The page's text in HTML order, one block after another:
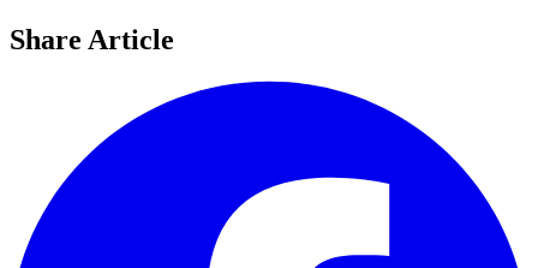
Share Article